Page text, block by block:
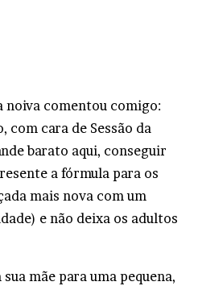
noiva comentou comigo:
com cara de Sessão da
barato aqui, conseguir
a fórmula para os
mais nova com um
e não deixa os adultos
mãe para uma pequena,